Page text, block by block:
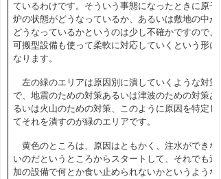
ているわけです。そういう事態になったときに原子
炉の状態がどうなっているか、あるいは敷地の中が
どうなっているかというのは少し不確かですので、
可搬型設備も使って柔軟に対応していくという形に
なります。
左の緑のエリアは原因別に潰していくような対策
で、地震のための対策あるいは津波のための対策あ
るいは火山のための対策、このように原因を特定し
てそれを潰すのが緑のエリアです。
黄色のところは、原因はともかく、注水ができな
いのだというところからスタートして、それでも追
加の設備で何とか食い止められないかというような